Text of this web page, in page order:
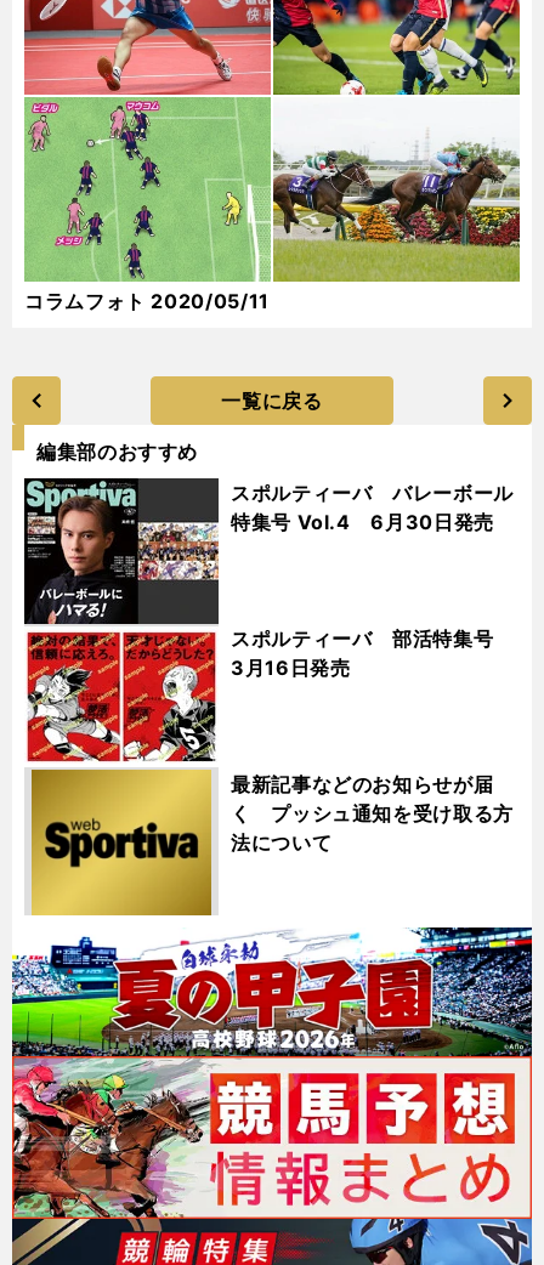
コラムフォト 2020/05/11
一覧に戻る
編集部のおすすめ
スポルティーバ バレーボール
特集号 Vol.4 6月30日発売
スポルティーバ 部活特集号
3月16日発売
最新記事などのお知らせが届
く プッシュ通知を受け取る方
法について